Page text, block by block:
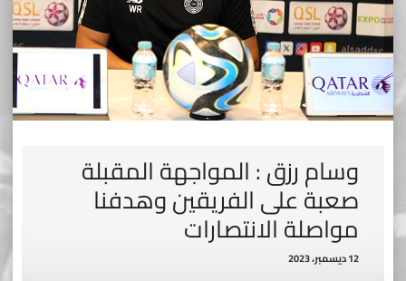
وسام رزق : المواجهة المقبلة
صعبة على الفريقين وهدفنا
مواصلة الانتصارات
12 ديسمبر، 2023